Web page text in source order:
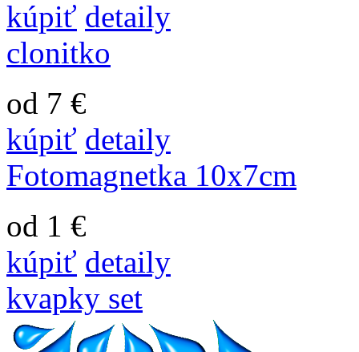
kúpiť detaily
clonitko
od 7 €
kúpiť detaily
Fotomagnetka 10x7cm
od 1 €
kúpiť detaily
kvapky set